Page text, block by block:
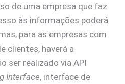
de uma empresa que faz
às informações poderá
para as empresas com
clientes, haverá a
ser realizado via API
Interface, interface de